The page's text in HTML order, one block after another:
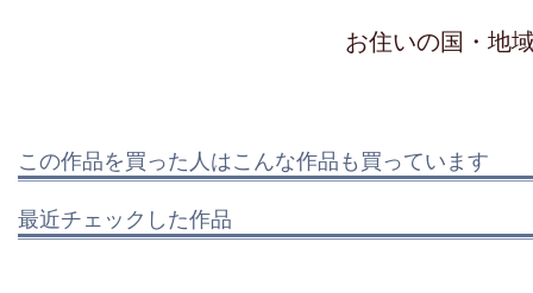
お住いの国・地
この作品を買った人はこんな作品も買っています
最近チェックした作品